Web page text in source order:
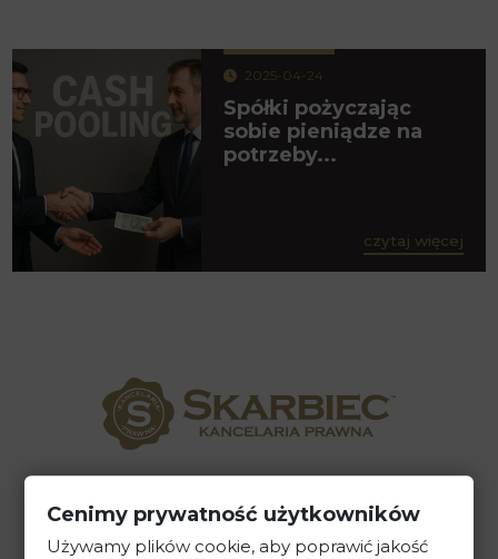
2025-04-24
Spółki pożyczając
sobie pieniądze na
potrzeby...
czytaj więcej
Kancelaria Prawna Skarbiec
ul. Maciejki 13, 02-181 Warszawa
Cenimy prywatność użytkowników
Używamy plików cookie, aby poprawić jakość